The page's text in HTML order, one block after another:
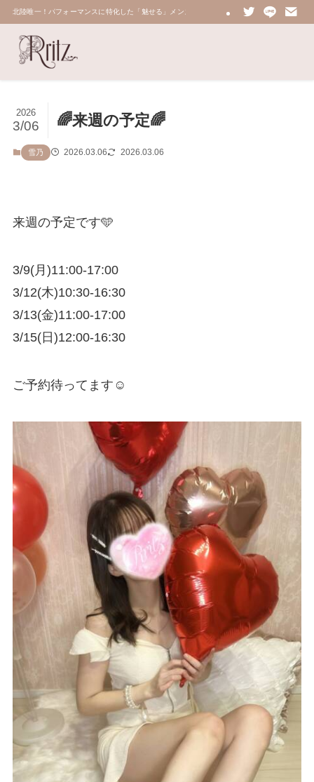
北陸唯一！パフォーマンスに特化した「魅せる」メンズエステ 鼠蹊部・密着・総合技術力
🌈来週の予定🌈
2026
3/06
雪乃 2026.03.06 2026.03.06
来週の予定です🩵
3/9(月)11:00-17:00
3/12(木)10:30-16:30
3/13(金)11:00-17:00
3/15(日)12:00-16:30
ご予約待ってます☺️